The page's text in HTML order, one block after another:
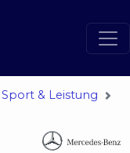
Sport & Leistung